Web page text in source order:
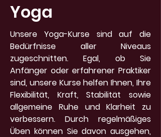
Yoga
Unsere Yoga-Kurse sind auf die
Bedürfnisse aller Niveaus
zugeschnitten. Egal, ob Sie
Anfänger oder erfahrener Praktiker
sind, unsere Kurse helfen Ihnen, Ihre
Flexibilität, Kraft, Stabilität sowie
allgemeine Ruhe und Klarheit zu
verbessern. Durch regelmäßiges
Üben können Sie davon ausgehen,